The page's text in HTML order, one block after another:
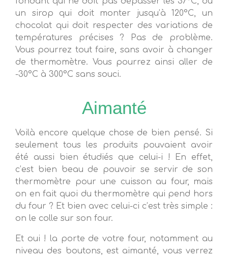
un sirop qui doit monter jusqu’à 120°C, un
chocolat qui doit respecter des variations de
températures précises ? Pas de problème.
Vous pourrez tout faire, sans avoir à changer
de thermomètre. Vous pourrez ainsi aller de
-30°C à 300°C sans souci.
Aimanté
Voilà encore quelque chose de bien pensé. Si
seulement tous les produits pouvaient avoir
été aussi bien étudiés que celui-i ! En effet,
c’est bien beau de pouvoir se servir de son
thermomètre pour une cuisson au four, mais
on en fait quoi du thermomètre qui pend hors
du four ? Et bien avec celui-ci c’est très simple :
on le colle sur son four.
Et oui ! la porte de votre four, notamment au
niveau des boutons, est aimanté, vous verrez